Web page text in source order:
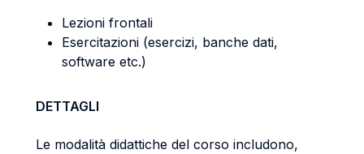
Lezioni frontali
Esercitazioni (esercizi, banche dati,
software etc.)
DETTAGLI
Le modalità didattiche del corso includono,